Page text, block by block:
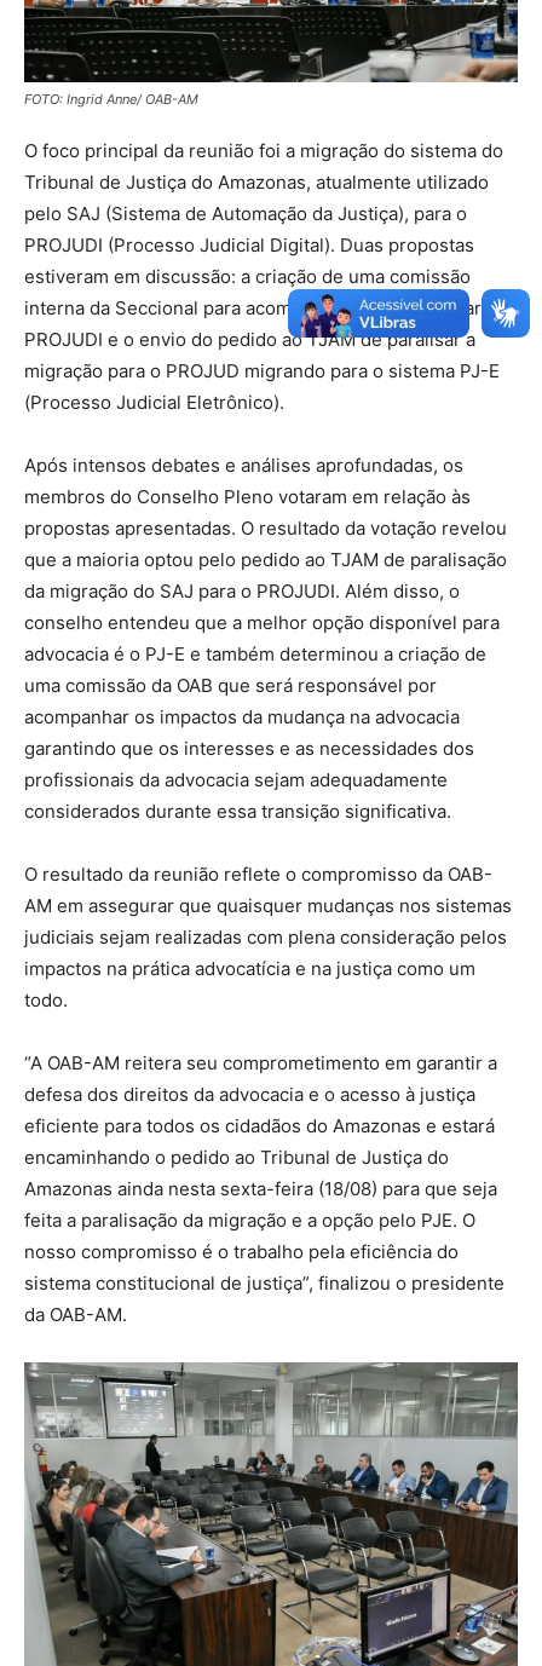
FOTO: Ingrid Anne/ OAB-AM
O foco principal da reunião foi a migração do sistema do
Tribunal de Justiça do Amazonas, atualmente utilizado
pelo SAJ (Sistema de Automação da Justiça), para o
PROJUDI (Processo Judicial Digital). Duas propostas
estiveram em discussão: a criação de uma comissão
interna da Seccional para acompanhar a transição para o
PROJUDI e o envio do pedido ao TJAM de paralisar a
migração para o PROJUD migrando para o sistema PJ-E
(Processo Judicial Eletrônico).
Após intensos debates e análises aprofundadas, os
membros do Conselho Pleno votaram em relação às
propostas apresentadas. O resultado da votação revelou
que a maioria optou pelo pedido ao TJAM de paralisação
da migração do SAJ para o PROJUDI. Além disso, o
conselho entendeu que a melhor opção disponível para
advocacia é o PJ-E e também determinou a criação de
uma comissão da OAB que será responsável por
acompanhar os impactos da mudança na advocacia
garantindo que os interesses e as necessidades dos
profissionais da advocacia sejam adequadamente
considerados durante essa transição significativa.
O resultado da reunião reflete o compromisso da OAB-
AM em assegurar que quaisquer mudanças nos sistemas
judiciais sejam realizadas com plena consideração pelos
impactos na prática advocatícia e na justiça como um
todo.
“A OAB-AM reitera seu comprometimento em garantir a
defesa dos direitos da advocacia e o acesso à justiça
eficiente para todos os cidadãos do Amazonas e estará
encaminhando o pedido ao Tribunal de Justiça do
Amazonas ainda nesta sexta-feira (18/08) para que seja
feita a paralisação da migração e a opção pelo PJE. O
nosso compromisso é o trabalho pela eficiência do
sistema constitucional de justiça”, finalizou o presidente
da OAB-AM.